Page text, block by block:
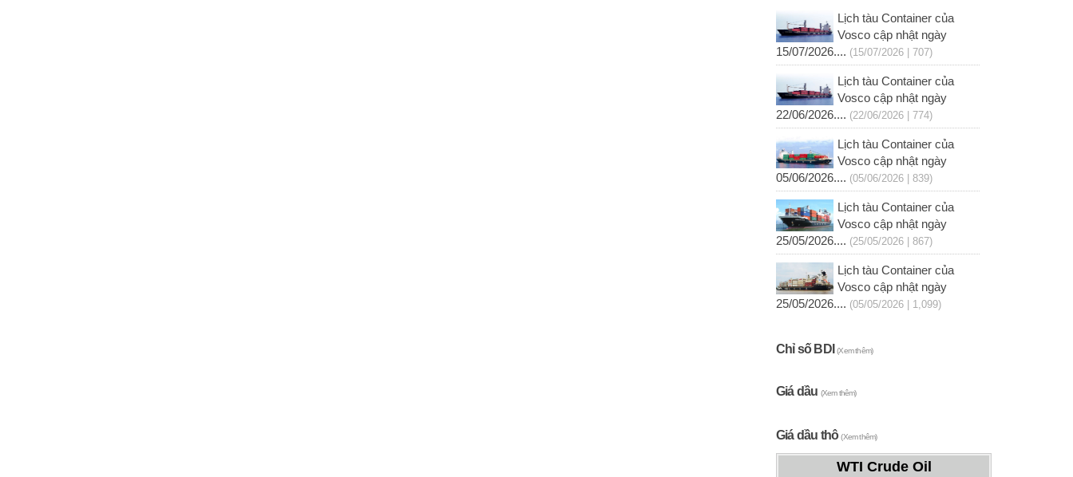
Lịch tàu Container của
Vosco cập nhật ngày
15/07/2026.... (15/07/2026 | 707)
Lịch tàu Container của
Vosco cập nhật ngày
22/06/2026.... (22/06/2026 | 774)
Lịch tàu Container của
Vosco cập nhật ngày
05/06/2026.... (05/06/2026 | 839)
Lịch tàu Container của
Vosco cập nhật ngày
25/05/2026.... (25/05/2026 | 867)
Lịch tàu Container của
Vosco cập nhật ngày
25/05/2026.... (05/05/2026 | 1,099)
Chỉ số BDI(Xem thêm)
Giá dầu (Xem thêm)
Giá dầu thô(Xem thêm)
WTI Crude Oil